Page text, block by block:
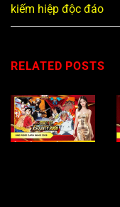
kiếm hiệp độc đáo
RELATED POSTS